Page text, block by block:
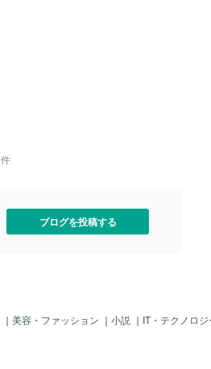
件
ブログを投稿する
｜ 美容・ファッション ｜ 小説 ｜ IT・テクノロジ